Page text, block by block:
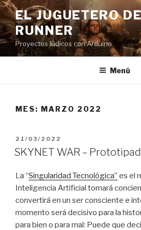
Saltar
al
contenido
EL JUGUETERO
RUNNER
Proyectos lúdicos con Arduino
Menú
MES: MARZO 2022
PUBLICADO
EL
21/03/2022
SKYNET WAR –
La “Singularidad Tecnológica” es el
Inteligencia Artificial tomará
convertirá en un ser consciente e
momento será decisivo para la
para bien o para mal: Puede que